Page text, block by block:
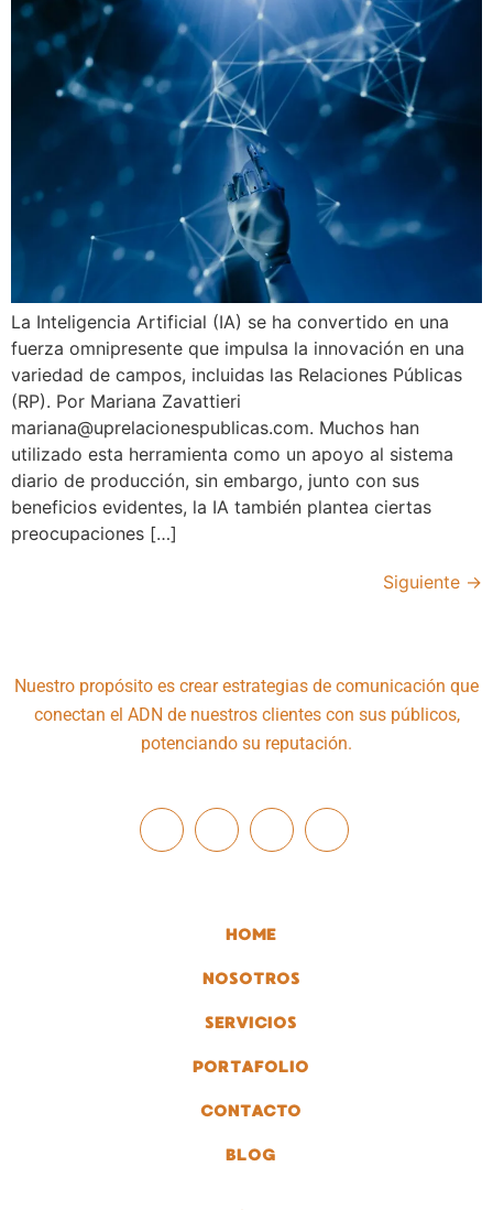
La Inteligencia Artificial (IA) se ha convertido en una
fuerza omnipresente que impulsa la innovación en una
variedad de campos, incluidas las Relaciones Públicas
(RP). Por Mariana Zavattieri
mariana@uprelacionespublicas.com. Muchos han
utilizado esta herramienta como un apoyo al sistema
diario de producción, sin embargo, junto con sus
beneficios evidentes, la IA también plantea ciertas
preocupaciones […]
Siguiente →
Nuestro propósito es crear estrategias de comunicación que
conectan el ADN de nuestros clientes con sus públicos,
potenciando su reputación.
HOME
NOSOTROS
SERVICIOS
PORTAFOLIO
CONTACTO
BLOG